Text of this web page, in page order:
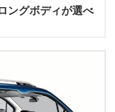
ングボディが選べ